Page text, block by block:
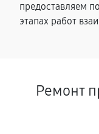
предоставляем
этапах работ
Ремонт